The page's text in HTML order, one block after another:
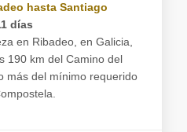
hasta Santiago
días
en Ribadeo, en Galicia,
190 km del Camino del
más del mínimo requerido